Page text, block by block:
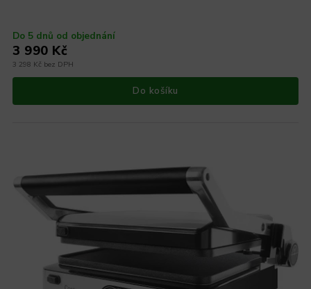
Do 5 dnů od objednání
3 298 Kč bez DPH
3 990 Kč
Do košíku